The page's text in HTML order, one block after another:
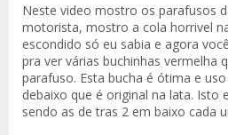
Neste video mostro os parafusos
motorista, mostro a cola horrivel
escondido só eu sabia e agora
pra ver várias buchinhas vermelha
parafuso. Esta bucha é ótima e
debaixo que é original na lata. Isto
sendo as de tras 2 em baixo cada